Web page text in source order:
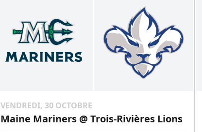
VENDREDI, 30 OCTOBRE
Maine Mariners @ Trois-Rivières Lions